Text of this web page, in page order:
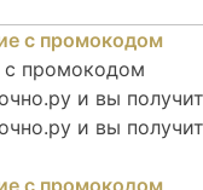
с промокодом
и вы
и вы